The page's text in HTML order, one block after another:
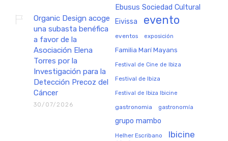
Organic Design acoge
una subasta benéfica
a favor de la
Asociación Elena
Torres por la
Investigación para la
Detección Precoz del
Cáncer
30/07/2026
Ebusus Sociedad Cultural
Eivissa evento
eventos exposición
Familia Marí Mayans
Festival de Cine de Ibiza
Festival de Ibiza
Festival de Ibiza Ibicine
gastronomia gastronomía
grupo mambo
Helher Escribano Ibicine